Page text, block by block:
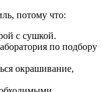
потому что:
с сушкой.
по подбору
окрашивание,